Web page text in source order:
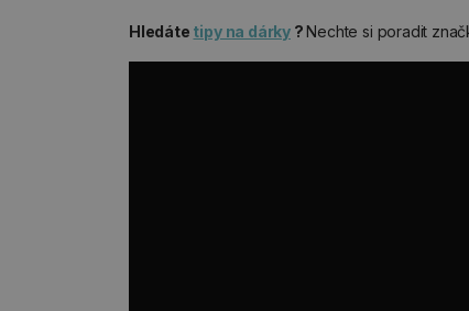
Hledáte tipy na dárky?Nechte si poradit